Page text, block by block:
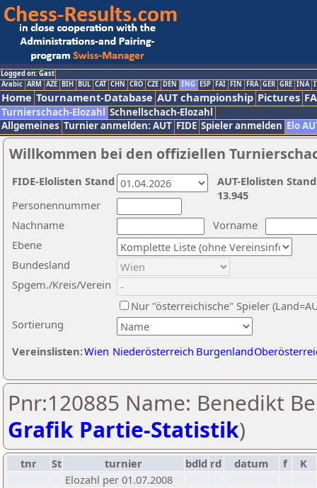
Logged on: Gast
Arabic ARM AZE BIH BUL CAT CHN CRO CZE DEN ENG ESP FAI FIN FRA GER GRE INA
Home Tournament-Database AUT championship Pictures
Turnierschach-Elozahl Schnellschach-Elozahl
Allgemeines Turnier anmelden: AUT FIDE Spieler anmelden Elo
Willkommen bei den offiziellen
Nachname
Vorname
Ebene
Sortierung
Personennummer
Bundesland
Spgem./Kreis/Verein
Nur "österreichische" Spieler
Vereinslisten:Wien Niederösterreich Burgenland
AUT-Elolisten
13.945
FIDE-Elolisten Stand
Pnr:120885 Name: Benedikt
Grafik Partie-Statistik)
tnr St turnier bdld rd datum f
K
Elozahl per 01.07.2008